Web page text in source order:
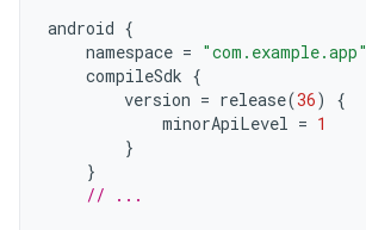
android {
namespace = "com.example.app"
compileSdk {
version = release(36)
{
minorApiLevel = 1
}
}
// ...